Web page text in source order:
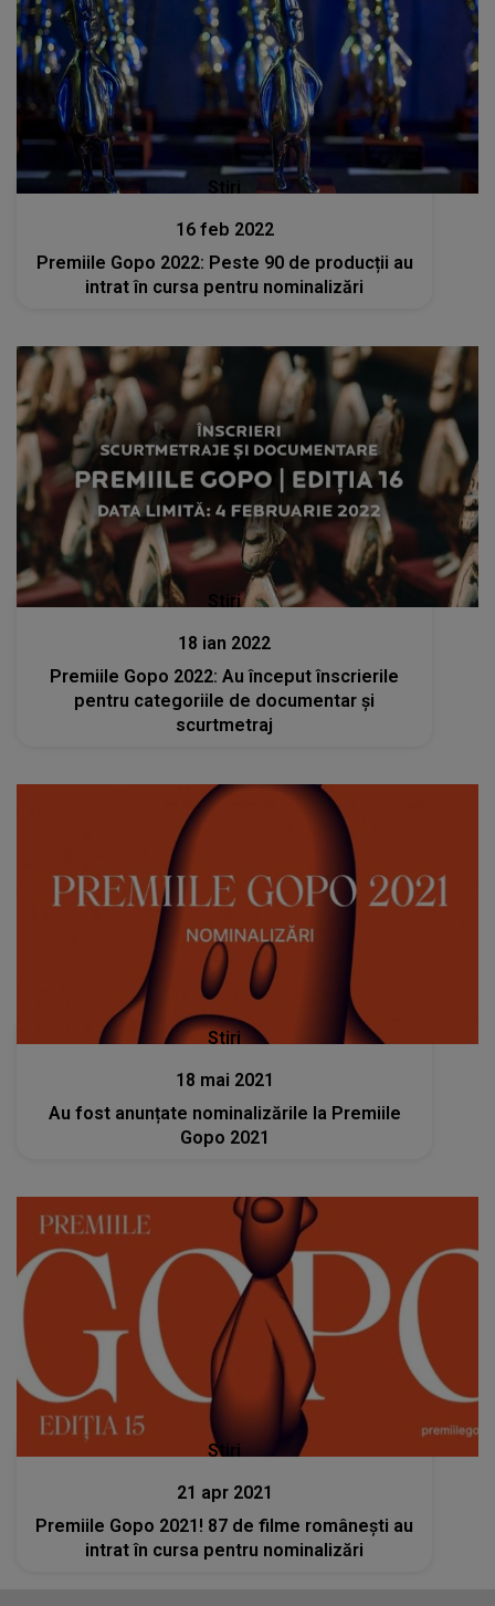
Stiri
16 feb 2022
Premiile Gopo 2022: Peste 90 de producții au
intrat în cursa pentru nominalizări
Stiri
18 ian 2022
Premiile Gopo 2022: Au început înscrierile
pentru categoriile de documentar şi
scurtmetraj
Stiri
18 mai 2021
Au fost anunțate nominalizările la Premiile
Gopo 2021
Stiri
21 apr 2021
Premiile Gopo 2021! 87 de filme românești au
intrat în cursa pentru nominalizări